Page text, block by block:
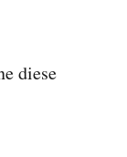
diese